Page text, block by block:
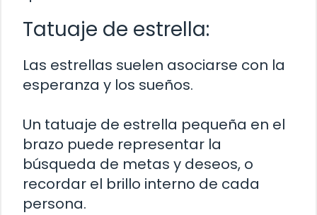
Tatuaje de estrella:
Las estrellas suelen asociarse con la
esperanza y los sueños.
Un tatuaje de estrella pequeña en el
brazo puede representar la
búsqueda de metas y deseos, o
recordar el brillo interno de cada
persona.